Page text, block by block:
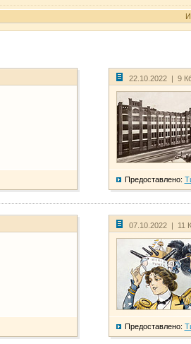
22.10.2022 | 9
Предоставлено:
07.10.2022 | 11
Предоставлено: